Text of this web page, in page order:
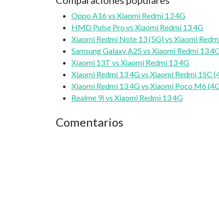
Oppo A16 vs Xiaomi Redmi 13 4G
HMD Pulse Pro vs Xiaomi Redmi 13 4G
Xiaomi Redmi Note 13 (5G) vs Xiaomi
Samsung Galaxy A25 vs Xiaomi Redmi 13
Xiaomi 13T vs Xiaomi Redmi 13 4G
Xiaomi Redmi 13 4G vs Xiaomi Redmi 15C
Xiaomi Redmi 13 4G vs Xiaomi Poco M6
Realme 9i vs Xiaomi Redmi 13 4G
Comentarios